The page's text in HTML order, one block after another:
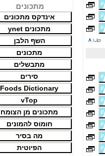
מתכונים
אינדקס מתכונים
מתכונים ynet
השף הלבן
מתכונים
מתבשלים
סירים
Foods Dictionary
vTop
מתכונים מן הצומח
חומוס להמונים
מה בסיר
הפיוטית